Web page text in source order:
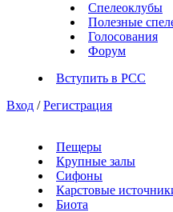
Спелеоклубы
Полезные
Голосования
Форум
Вступить в РСС
Вход / Регистрация
Пещеры
Крупные залы
Сифоны
Карстовые
Биота